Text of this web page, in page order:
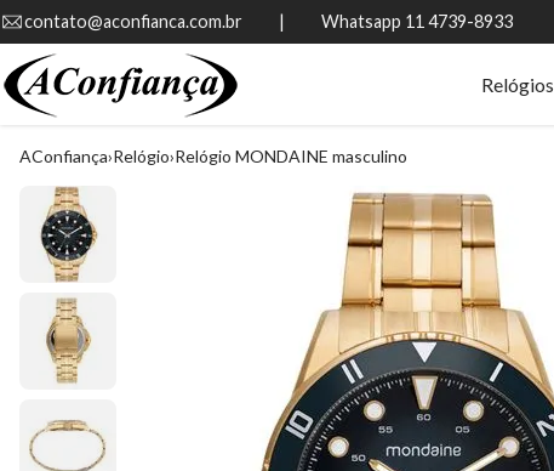
contato@aconfianca.com.br          |          Whatsapp 11 4739-8933
Relógios
AConfiança Relógio Relógio MONDAINE masculino